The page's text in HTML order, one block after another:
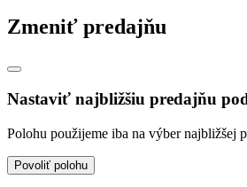
Zmeniť predajňu
Nastaviť najbližšiu predajňu
Polohu použijeme iba na výber najbližšej
Povoliť polohu